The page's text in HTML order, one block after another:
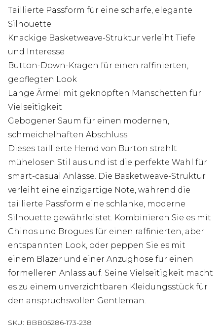
Taillierte Passform für eine scharfe, elegante
Silhouette
Knackige Basketweave-Struktur verleiht Tiefe
und Interesse
Button-Down-Kragen für einen raffinierten,
gepflegten Look
Lange Ärmel mit geknöpften Manschetten für
Vielseitigkeit
Gebogener Saum für einen modernen,
schmeichelhaften Abschluss
Dieses taillierte Hemd von Burton strahlt
mühelosen Stil aus und ist die perfekte Wahl für
smart-casual Anlässe. Die Basketweave-Struktur
verleiht eine einzigartige Note, während die
taillierte Passform eine schlanke, moderne
Silhouette gewährleistet. Kombinieren Sie es mit
Chinos und Brogues für einen raffinierten, aber
entspannten Look, oder peppen Sie es mit
einem Blazer und einer Anzughose für einen
formelleren Anlass auf. Seine Vielseitigkeit macht
es zu einem unverzichtbaren Kleidungsstück für
den anspruchsvollen Gentleman.
SKU: BBB05286-173-238